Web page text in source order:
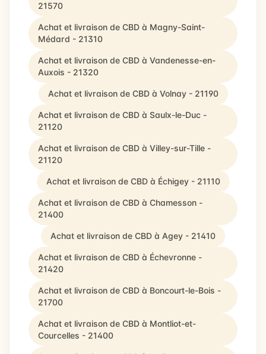
21570
Achat et livraison de CBD à Magny-Saint-
Médard - 21310
Achat et livraison de CBD à Vandenesse-en-
Auxois - 21320
Achat et livraison de CBD à Volnay - 21190
Achat et livraison de CBD à Saulx-le-Duc -
21120
Achat et livraison de CBD à Villey-sur-Tille -
21120
Achat et livraison de CBD à Échigey - 21110
Achat et livraison de CBD à Chamesson -
21400
Achat et livraison de CBD à Agey - 21410
Achat et livraison de CBD à Échevronne -
21420
Achat et livraison de CBD à Boncourt-le-Bois -
21700
Achat et livraison de CBD à Montliot-et-
Courcelles - 21400